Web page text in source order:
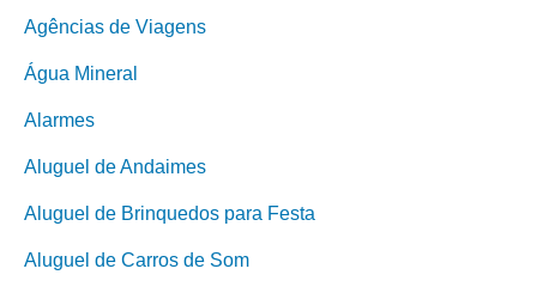
Agências de Viagens
Água Mineral
Alarmes
Aluguel de Andaimes
Aluguel de Brinquedos para Festa
Aluguel de Carros de Som